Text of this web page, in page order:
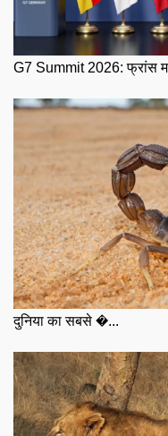
G7 Summit 2026: फ्रांस
दुनिया का सबसे �...